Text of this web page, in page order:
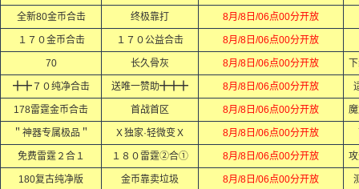
全新80金币合击 终极靠打 8月/8日/06点00分开放
１７０金币合击 １７０公益合击 8月/8日/06点00分开放
70 长久骨灰 8月/8日/06点00分开放
╋╋７０纯净合击 送唯一赞助╋╋╋ 8月/8日/06点00分开放
178雷霆金币合击 首战首区 8月/8日/06点00分开放
＂神器专属极品＂ Ｘ独家·轻微变Ｘ 8月/8日/06点00分开放
免费雷霆２合１ １８０雷霆②合① 8月/8日/06点00分开放
180复古纯净版 金币靠卖垃圾 8月/8日/06点00分开放